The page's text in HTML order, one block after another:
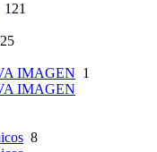
121
25
IMAGEN 1
IMAGEN
8